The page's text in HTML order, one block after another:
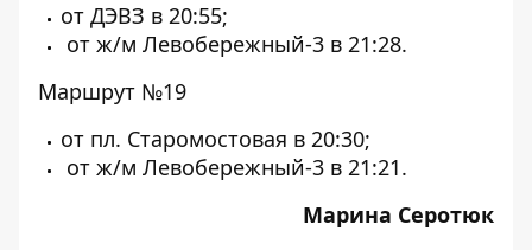
от ДЭВЗ в 20:55;
от ж/м Левобережный-3 в 21:28.
Маршрут №19
от пл. Старомостовая в 20:30;
от ж/м Левобережный-3 в 21:21.
Марина Серотюк